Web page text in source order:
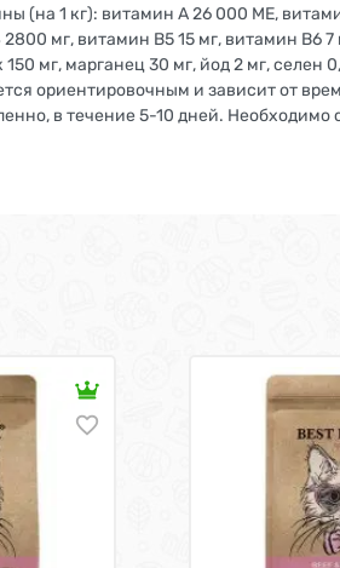
(на 1 кг): витамин А 26 000 МЕ,
мг, витамин B5 15 мг, витамин B6 7
мг, марганец 30 мг, йод 2 мг, селен
ориентировочным и зависит от
в течение 5-10 дней. Необходимо